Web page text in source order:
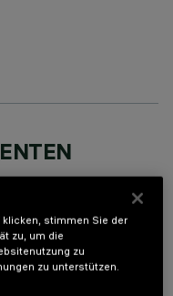
klicken, stimmen Sie der
zu, um die
zu
zu unterstützen.